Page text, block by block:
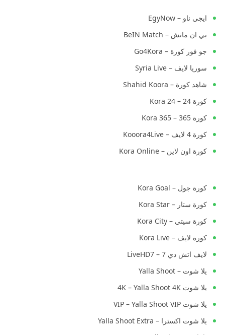
ايجي ناو – EgyNow
بي ان ماتش – BeIN Match
جو فور كورة – Go4Kora
سوريا لايف – Syria Live
شاهد كورة – Shahid Koora
كورة 24 – Kora 24
كورة 365 – Kora 365
كورة 4 لايف – Kooora4Live
كورة اون لاين – Kora Online
كورة جول – Kora Goal
كورة ستار – Kora Star
كورة سيتي – Kora City
كورة لايف – Kora Live
لايف اتش دي 7 – LiveHD7
يلا شوت – Yalla Shoot
يلا شوت 4K – Yalla Shoot 4K
يلا شوت VIP – Yalla Shoot VIP
يلا شوت اكسترا – Yalla Shoot Extra